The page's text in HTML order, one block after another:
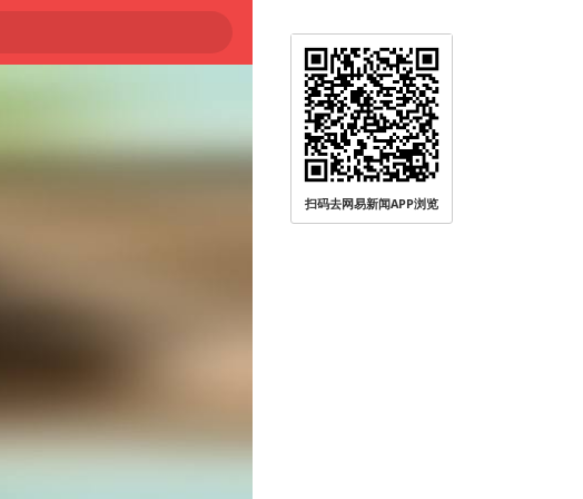
扫码去网易新闻APP浏览